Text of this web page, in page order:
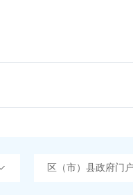
区（市）县政府门